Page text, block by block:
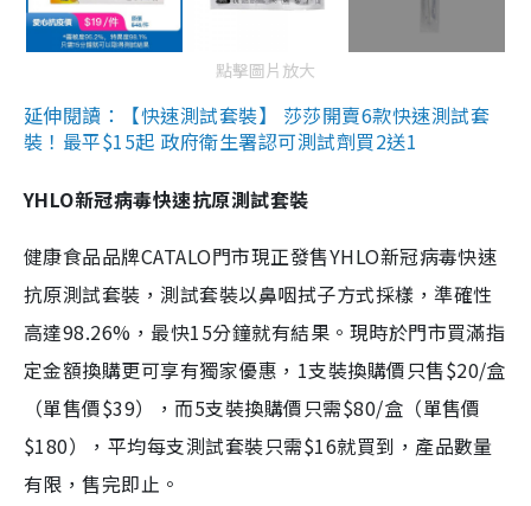
點擊圖片放大
延伸閱讀：【快速測試套裝】 莎莎開賣6款快速測試套
裝！最平$15起 政府衛生署認可測試劑買2送1
YHLO新冠病毒快速抗原測試套裝
健康食品品牌CATALO門市現正發售YHLO新冠病毒快速
抗原測試套裝，測試套裝以鼻咽拭子方式採樣，準確性
高達98.26%，最快15分鐘就有結果。現時於門市買滿指
定金額換購更可享有獨家優惠，1支裝換購價只售$20/盒
（單售價$39），而5支裝換購價只需$80/盒（單售價
$180），平均每支測試套裝只需$16就買到，產品數量
有限，售完即止。